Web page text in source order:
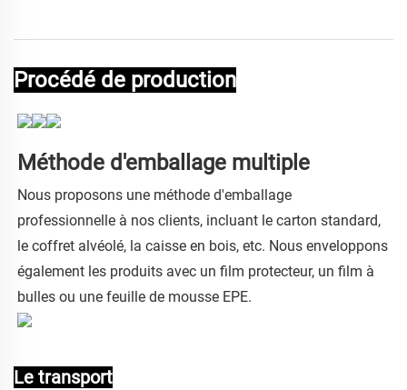
Procédé de production
Méthode d'emballage multiple
Nous proposons une méthode d'emballage
professionnelle à nos clients, incluant le carton standard,
le coffret alvéolé, la caisse en bois, etc. Nous enveloppons
également les produits avec un film protecteur, un film à
bulles ou une feuille de mousse EPE.
Le transport